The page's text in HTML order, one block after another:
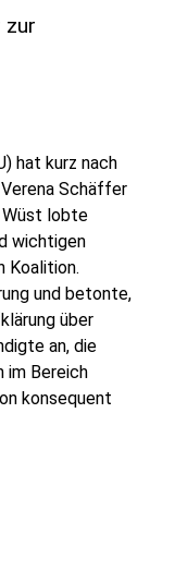
zur
hat kurz nach
Schäffer
Wüst lobte
wichtigen
Koalition.
und betonte,
über
an, die
im Bereich
konsequent